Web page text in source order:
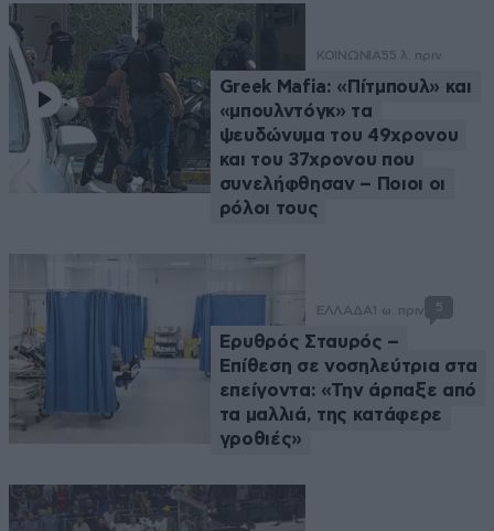
ΚΟΙΝΩΝΙΑ55 λ. πριν
Greek Μafia: «Πίτμπουλ» και
«μπουλντόγκ» τα
ψευδώνυμα του 49χρονου
και του 37χρονου που
συνελήφθησαν – Ποιοι οι
ρόλοι τους
ΕΛΛΑΔΑ 1 ω. πριν 5
Ερυθρός Σταυρός –
Επίθεση σε νοσηλεύτρια στα
επείγοντα: «Την άρπαξε από
τα μαλλιά, της κατάφερε
γροθιές»